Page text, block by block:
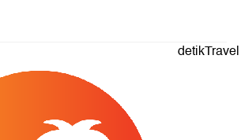
detikTravel